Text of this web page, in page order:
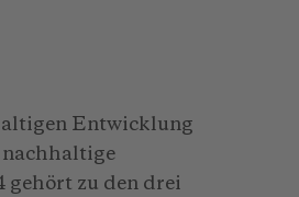
Entwicklung
nachhaltige
gehört zu den drei